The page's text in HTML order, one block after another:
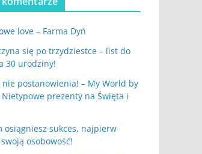
love – Farma Dyń
się po trzydziestce – list do
30 urodziny!
nie postanowienia! – My World by
Nietypowe prezenty na Święta i
osiągniesz sukces, najpierw
osobowość!